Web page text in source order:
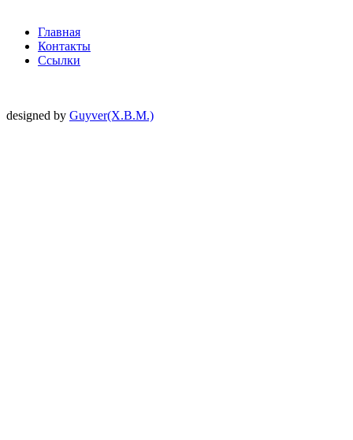
Главная
Контакты
Ссылки
designed by Guyver(X.B.M.)